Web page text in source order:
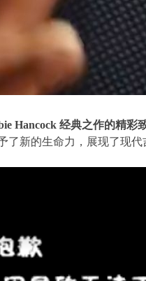
Hancock 经典之作的精彩致
新的生命力，展现了现